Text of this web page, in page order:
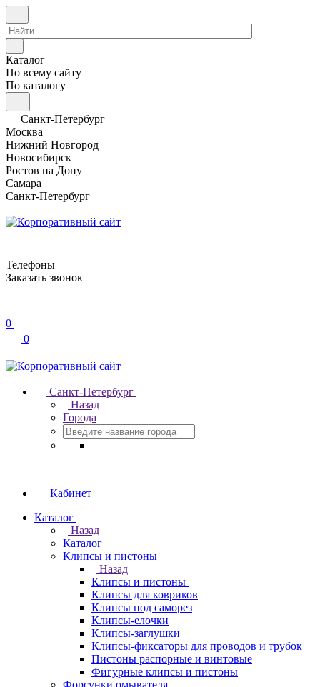
Каталог
По всему сайту
По каталогу
Санкт-Петербург
Москва
Нижний Новгород
Новосибирск
Ростов на Дону
Самара
Санкт-Петербург
Телефоны
Заказать звонок
0
0
Санкт-Петербург
Назад
Города
Кабинет
Каталог
Назад
Каталог
Клипсы и пистоны
Назад
Клипсы и пистоны
Клипсы для ковриков
Клипсы под саморез
Клипсы-елочки
Клипсы-заглушки
Клипсы-фиксаторы для проводов и трубок
Пистоны распорные и винтовые
Фигурные клипсы и пистоны
Форсунки омывателя